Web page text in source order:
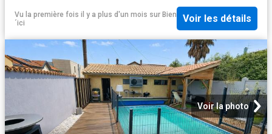
Vu la première fois il y a plus d'un mois sur Bien
´ici
Voir les détails
Voir la photo